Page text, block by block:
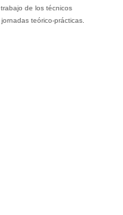
de los técnicos
teórico-prácticas.